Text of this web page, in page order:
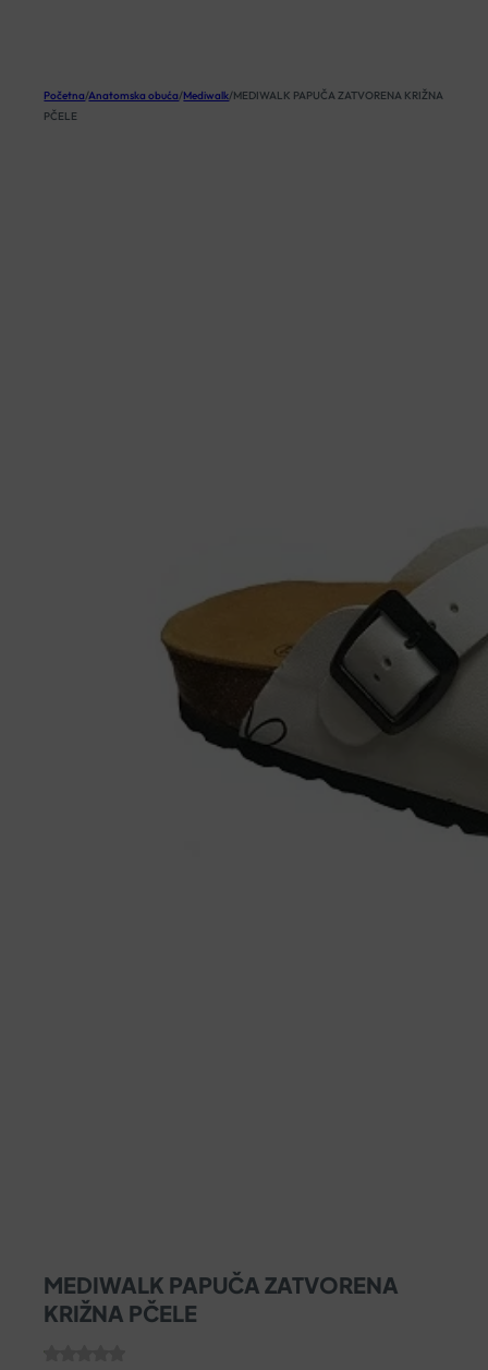
Početna/Anatomska obuća/Mediwalk/MEDIWALK PAPUČA ZATVORENA KRIŽNA
PČELE
MEDIWALK PAPUČA ZATVORENA
KRIŽNA PČELE